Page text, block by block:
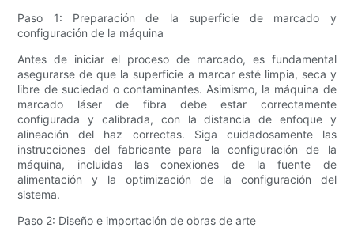
Paso 1: Preparación de la superficie de marcado y
configuración de la máquina
Antes de iniciar el proceso de marcado, es fundamental
asegurarse de que la superficie a marcar esté limpia, seca y
libre de suciedad o contaminantes. Asimismo, la máquina de
marcado láser de fibra debe estar correctamente
configurada y calibrada, con la distancia de enfoque y
alineación del haz correctas. Siga cuidadosamente las
instrucciones del fabricante para la configuración de la
máquina, incluidas las conexiones de la fuente de
alimentación y la optimización de la configuración del
sistema.
Paso 2: Diseño e importación de obras de arte